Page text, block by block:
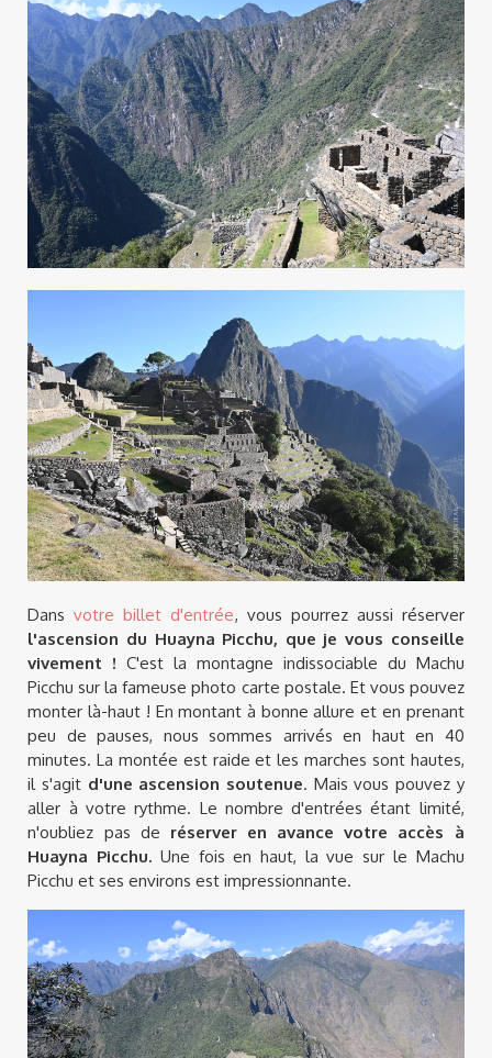
Dansvotre billet d'entrée, vous pourrez aussi réserver
l'ascension du Huayna Picchu, que je vous conseille
vivement !C'est la montagne indissociable du Machu
Picchu sur la fameuse photo carte postale. Et vous pouvez
monter là-haut ! En montant à bonne allure et en prenant
peu de pauses, nous sommes arrivés en haut en 40
minutes. La montée est raide et les marches sont hautes,
il s'agit d'une ascension soutenue. Mais vous pouvez y
aller à votre rythme. Le nombre d'entrées étant limité,
n'oubliez pas de réserver en avance votre accès à
Huayna Picchu. Une fois en haut, la vue sur le Machu
Picchu et ses environs est impressionnante.